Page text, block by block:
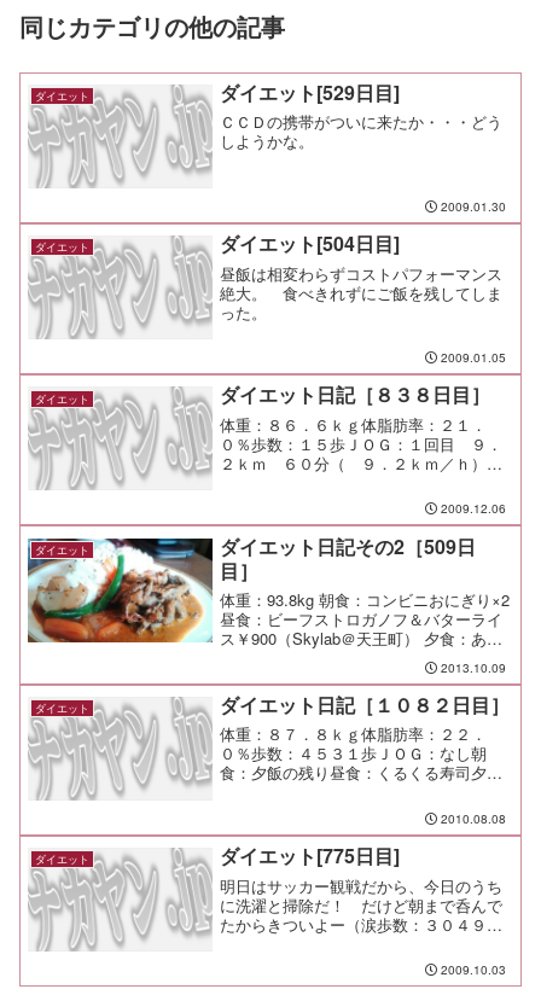
同じカテゴリの他の記事
ダイエット ダイエット[529日目]
ＣＣＤの携帯がついに来たか・・・どう
しようかな。
2009.01.30
ダイエット ダイエット[504日目]
昼飯は相変わらずコストパフォーマンス
絶大。 食べきれずにご飯を残してしま
った。
2009.01.05
ダイエット ダイエット日記［８３８日目］
体重：８６．６ｋｇ体脂肪率：２１．
０％歩数：１５歩ＪＯＧ：１回目 ９．
２ｋｍ ６０分（ ９．２ｋｍ／ｈ）２
ｍ／ｈ）朝食：チーズ磯部昼食：カップ
ヌードル カレー味夕食：宅呑み少々間
食：メモ：週に１回じゃ全然...
2009.12.06
ダイエット
ダイエット日記その2［509日
目］
体重：93.8kg 朝食：コンビニおにぎり×2
昼食：ビーフストロガノフ＆バターライ
ス￥900（Skylab＠天王町） 夕食：あれ
これ作った。餃子が人気。 間食： 運動：
メモ：子育てというのは価値観の違いが
顕わになるなあ。
2013.10.09
ダイエット ダイエット日記［１０８２日目］
体重：８７．８ｋｇ体脂肪率：２２．
０％歩数：４５３１歩ＪＯＧ：なし朝
食：夕飯の残り昼食：くるくる寿司夕
2010.08.08
ダイエット ダイエット[775日目]
明日はサッカー観戦だから、今日のうち
に洗濯と掃除だ！ だけど朝まで呑んで
たからきついよー（涙歩数：３０４９歩
2009.10.03